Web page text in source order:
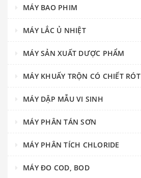
MÁY BAO PHIM
MÁY LẮC Ủ NHIỆT
MÁY SẢN XUẤT DƯỢC PHẨM
MÁY KHUẤY TRỘN CÓ CHIẾT RÓT
MÁY DẬP MẪU VI SINH
MÁY PHÂN TÁN SƠN
MÁY PHÂN TÍCH CHLORIDE
MÁY ĐO COD, BOD